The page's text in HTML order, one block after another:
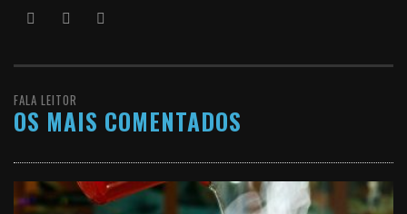
FALA LEITOR
OS MAIS COMENTADOS